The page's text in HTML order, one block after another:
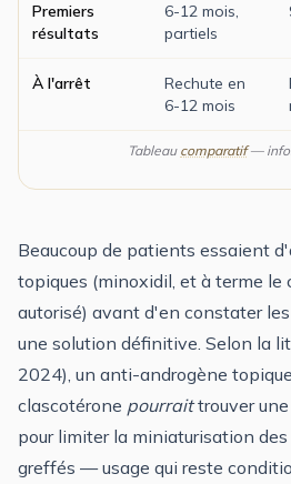
Premiers
résultats
6-12 mois,
partiels
À l'arrêt
Rechute en
6-12 mois
Tableau comparatif—
Beaucoup de patients essaient
topiques (minoxidil, et à terme le
autorisé) avant d'en constater
une solution définitive. Selon la
2024), un anti-androgène
clascotérone pourraittrouver
pour limiter la miniaturisation
greffés — usage qui reste